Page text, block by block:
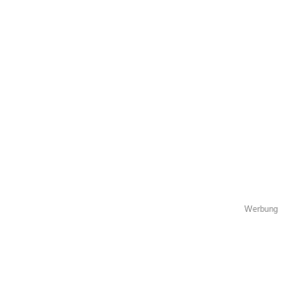
Werbung